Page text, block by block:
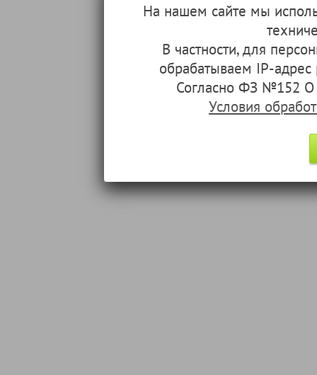
На нашем сайте мы
В частности, для
обрабатываем IP-
Согласно ФЗ №152 О
Условия